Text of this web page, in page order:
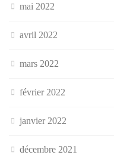
mai 2022
avril 2022
mars 2022
février 2022
janvier 2022
décembre 2021